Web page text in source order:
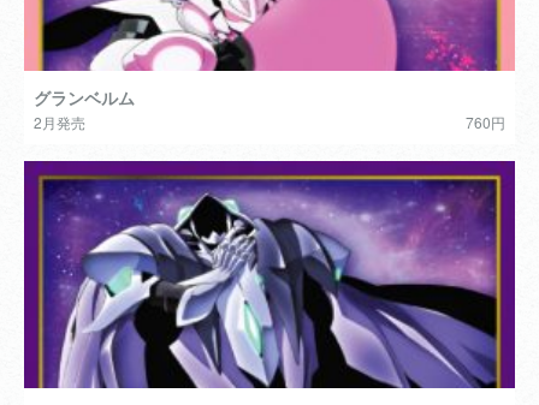
グランベルム
2月発売 760円